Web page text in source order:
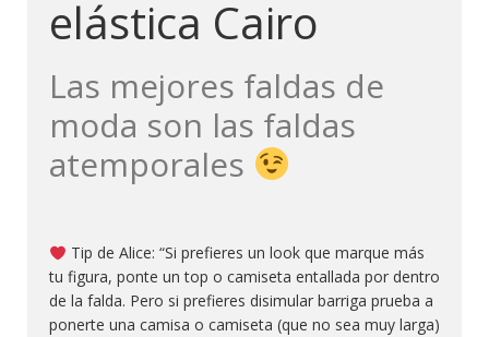
elástica Cairo
Las mejores faldas de
moda son las faldas
atemporales
Tip de Alice: “Si prefieres un look que marque más
tu figura, ponte un top o camiseta entallada por dentro
de la falda. Pero si prefieres disimular barriga prueba a
ponerte una camisa o camiseta (que no sea muy larga)